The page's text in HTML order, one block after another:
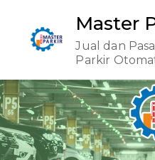
content
Master
Jual dan
Parkir